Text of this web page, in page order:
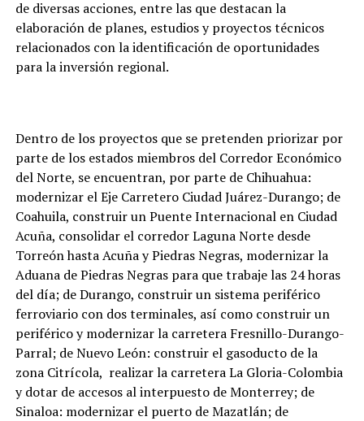
de diversas acciones, entre las que destacan la
elaboración de planes, estudios y proyectos técnicos
relacionados con la identificación de oportunidades
para la inversión regional.
Dentro de los proyectos que se pretenden priorizar por
parte de los estados miembros del Corredor Económico
del Norte, se encuentran, por parte de Chihuahua:
modernizar el Eje Carretero Ciudad Juárez-Durango; de
Coahuila, construir un Puente Internacional en Ciudad
Acuña, consolidar el corredor Laguna Norte desde
Torreón hasta Acuña y Piedras Negras, modernizar la
Aduana de Piedras Negras para que trabaje las 24 horas
del día; de Durango, construir un sistema periférico
ferroviario con dos terminales, así como construir un
periférico y modernizar la carretera Fresnillo-Durango-
Parral; de Nuevo León: construir el gasoducto de la
zona Citrícola, realizar la carretera La Gloria-Colombia
y dotar de accesos al interpuesto de Monterrey; de
Sinaloa: modernizar el puerto de Mazatlán; de